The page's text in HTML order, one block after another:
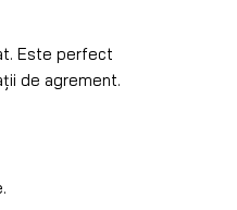
Este perfect
de agrement.